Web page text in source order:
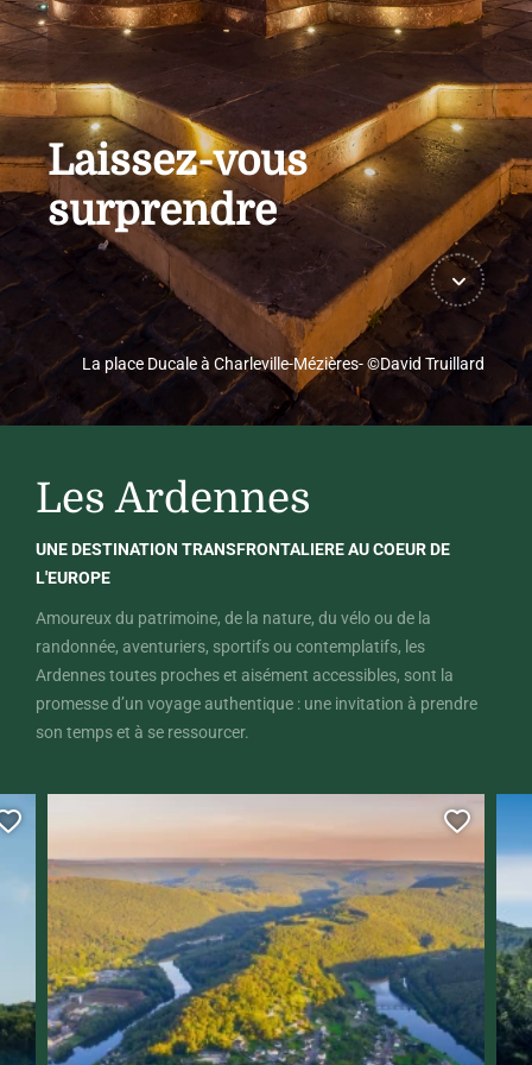
La place Ducale à Charleville-Mézières- ©David Truillard
Laissez-vous
surprendre
Les Ardennes
UNE DESTINATION TRANSFRONTALIERE AU COEUR DE
L'EUROPE
Amoureux du patrimoine, de la nature, du vélo ou de la
randonnée, aventuriers, sportifs ou contemplatifs, les
Ardennes toutes proches et aisément accessibles, sont la
promesse d’un voyage authentique : une invitation à prendre
son temps et à se ressourcer.
?
Ajouter cette page au carnet de voyage ?